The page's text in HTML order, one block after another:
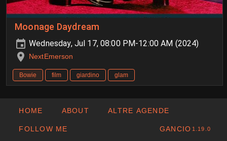
Moonage Daydream
Wednesday, Jul 17, 08:00 PM-12:00 AM (2024)
NextEmerson
Bowie film giardino glam
HOME ABOUT ALTRE AGENDE
FOLLOW ME GANCIO 1.19.0